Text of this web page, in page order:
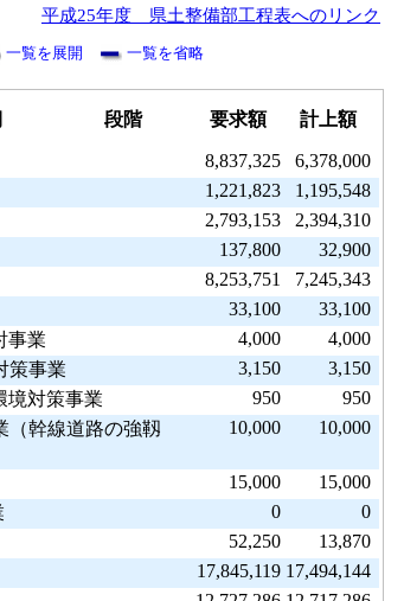
平成25年度 県土整備部工程表へのリンク
一覧を展開 一覧を省略
段階 要求額 計上額
8,837,325
6,378,000
1,221,823
1,195,548
2,793,153
2,394,310
137,800
32,900
8,253,751
7,245,343
33,100
33,100
事業
4,000
4,000
策事業
3,150
3,150
境対策事業
950
950
（幹線道路の強靱
10,000 10,000
15,000
15,000
0
0
52,250
13,870
17,845,119 17,494,144